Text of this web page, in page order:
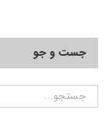
جست و جو
جستجو